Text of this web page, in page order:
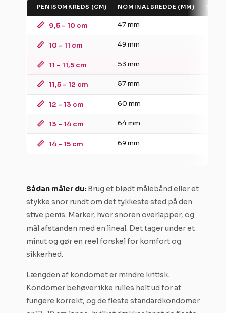
PENISOMKREDS (CM) NOMINALBREDDE (MM)
📏 9,5 – 10 cm 47 mm
📏 10 – 11 cm 49 mm
📏 11 – 11,5 cm 53 mm
📏 11,5 – 12 cm 57 mm
📏 12 – 13 cm 60 mm
📏 13 – 14 cm 64 mm
📏 14 – 15 cm 69 mm
Sådan måler du:Brug et blødt målebånd eller et
stykke snor rundt om det tykkeste sted på den
stive penis. Marker, hvor snoren overlapper, og
mål afstanden med en lineal. Det tager under et
minut og gør en reel forskel for komfort og
sikkerhed.
Længden af kondomet er mindre kritisk.
Kondomer behøver ikke rulles helt ud for at
fungere korrekt, og de fleste standardkondomer